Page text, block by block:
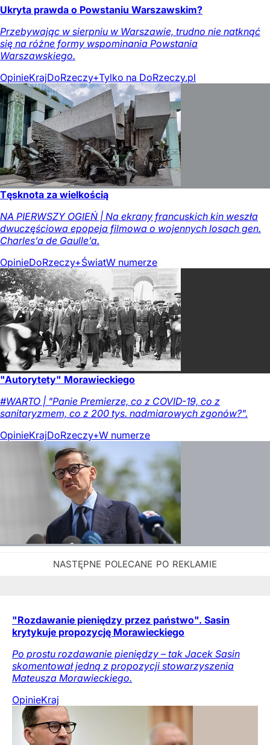
Ukryta prawda o Powstaniu Warszawskim?
Przebywając w sierpniu w Warszawie, trudno nie natknąć
się na różne formy wspominania Powstania
Warszawskiego.
OpinieKrajDoRzeczy+Tylko na DoRzeczy.pl
Tęsknota za wielkością
NA PIERWSZY OGIEŃ | Na ekrany francuskich kin weszła
dwuczęściowa epopeja filmowa o wojennych losach gen.
Charles’a de Gaulle’a.
OpinieDoRzeczy+ŚwiatW numerze
"Autorytety" Morawieckiego
#WARTO | "Panie Premierze, co z COVID-19, co z
sanitaryzmem, co z 200 tys. nadmiarowych zgonów?".
OpinieKrajDoRzeczy+W numerze
"Rozdawanie pieniędzy przez państwo". Sasin
krytykuje propozycję Morawieckiego
Po prostu rozdawanie pieniędzy – tak Jacek Sasin
skomentował jedną z propozycji stowarzyszenia
Mateusza Morawieckiego.
OpinieKraj